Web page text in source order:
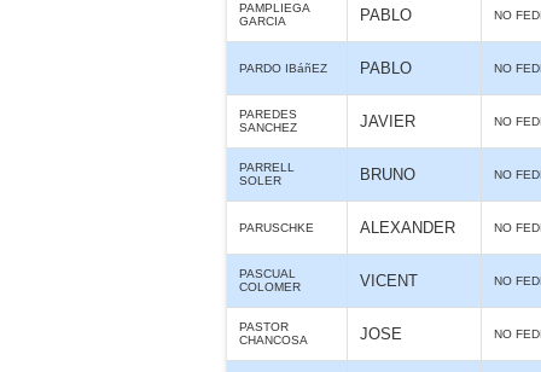
PAMPLIEGA
GARCIA
PABLO NO
PARDO IBáñEZ PABLO NO
PAREDES
SANCHEZ
JAVIER NO
PARRELL
SOLER
BRUNO NO
PARUSCHKE ALEXANDER NO
PASCUAL
COLOMER
VICENT NO
PASTOR
CHANCOSA
JOSE NO